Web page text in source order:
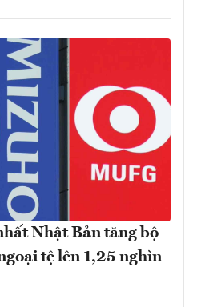
Nhật Bản tăng bộ
tệ lên 1,25 nghìn